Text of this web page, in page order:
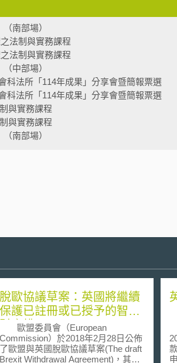
南部場）
法制與實務課程
法制與實務課程
中部場）
科法所「114年成果」分享會暨簡報票選
科法所「114年成果」分享會暨簡報票選
與實務課程
與實務課程
南部場）
脫歐協議草案：英國將繼續
保護已註冊或已授予的智慧
財產權
歐盟委員會（European
Commission）於2018年2月28日公佈
了歐盟與英國脫歐協議草案(The draft
Brexit Withdrawal Agreement)，其中